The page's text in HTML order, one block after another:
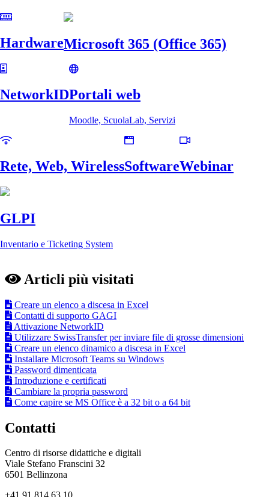
HardwareMicrosoft 365 (Office 365)
NetworkIDPortali web
Moodle, ScuolaLab, Servizi
Rete, Web, WirelessSoftwareWebinar
GLPI
Inventario e Ticketing System
Articli più visitati
Creare un elenco a discesa in Excel
Contatti di supporto GAGI
Attivazione NetworkID
Utilizzare SwissTransfer per inviare file di grosse dimensioni
Creare un elenco dinamico a discesa in Excel
Installare Microsoft Teams su Windows
Password dimenticata
Introduzione e certificati
Cambiare la propria password
Come capire se MS Office è a 32 bit o a 64 bit
Contatti
Centro di risorse didattiche e digitali
Viale Stefano Franscini 32
6501 Bellinzona